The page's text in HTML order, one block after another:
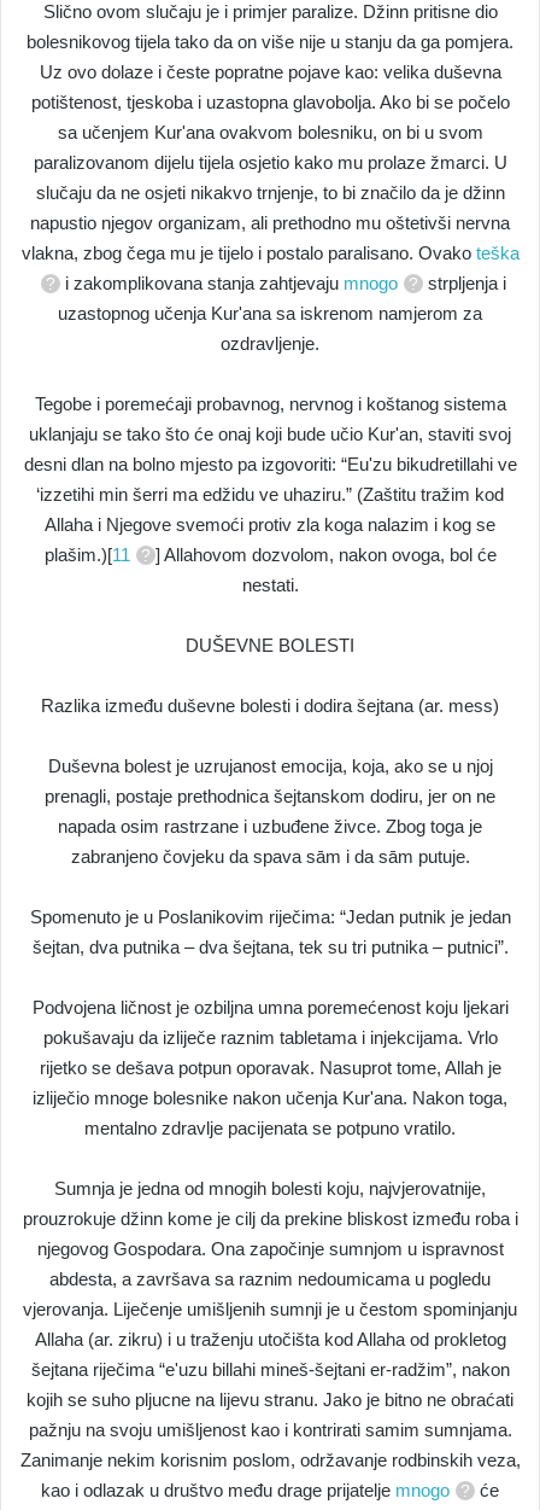
Slično ovom slučaju je i primjer paralize. Džinn pritisne dio
bolesnikovog tijela tako da on više nije u stanju da ga pomjera.
Uz ovo dolaze i česte popratne pojave kao: velika duševna
potištenost, tjeskoba i uzastopna glavobolja. Ako bi se počelo
sa učenjem Kur'ana ovakvom bolesniku, on bi u svom
paralizovanom dijelu tijela osjetio kako mu prolaze žmarci. U
slučaju da ne osjeti nikakvo trnjenje, to bi značilo da je džinn
napustio njegov organizam, ali prethodno mu oštetivši nervna
vlakna, zbog čega mu je tijelo i postalo paralisano. Ovako teška
i zakomplikovana stanja zahtjevaju mnogo
strpljenja i
uzastopnog učenja Kur'ana sa iskrenom namjerom za
ozdravljenje.
Tegobe i poremećaji probavnog, nervnog i koštanog sistema
uklanjaju se tako što će onaj koji bude učio Kur'an, staviti svoj
desni dlan na bolno mjesto pa izgovoriti: “Eu'zu bikudretillahi ve
‘izzetihi min šerri ma edžidu ve uhaziru.” (Zaštitu tražim kod
Allaha i Njegove svemoći protiv zla koga nalazim i kog se
plašim.)[11
] Allahovom dozvolom, nakon ovoga, bol će
nestati.
DUŠEVNE BOLESTI
Razlika između duševne bolesti i dodira šejtana (ar. mess)
Duševna bolest je uzrujanost emocija, koja, ako se u njoj
prenagli, postaje prethodnica šejtanskom dodiru, jer on ne
napada osim rastrzane i uzbuđene živce. Zbog toga je
zabranjeno čovjeku da spava sām i da sām putuje.
Spomenuto je u Poslanikovim riječima: “Jedan putnik je jedan
šejtan, dva putnika – dva šejtana, tek su tri putnika – putnici”.
Podvojena ličnost je ozbiljna umna poremećenost koju ljekari
pokušavaju da izliječe raznim tabletama i injekcijama. Vrlo
rijetko se dešava potpun oporavak. Nasuprot tome, Allah je
izliječio mnoge bolesnike nakon učenja Kur'ana. Nakon toga,
mentalno zdravlje pacijenata se potpuno vratilo.
Sumnja je jedna od mnogih bolesti koju, najvjerovatnije,
prouzrokuje džinn kome je cilj da prekine bliskost između roba i
njegovog Gospodara. Ona započinje sumnjom u ispravnost
abdesta, a završava sa raznim nedoumicama u pogledu
vjerovanja. Liječenje umišljenih sumnji je u čestom spominjanju
Allaha (ar. zikru) i u traženju utočišta kod Allaha od prokletog
šejtana riječima “e'uzu billahi mineš-šejtani er-radžim”, nakon
kojih se suho pljucne na lijevu stranu. Jako je bitno ne obraćati
pažnju na svoju umišljenost kao i kontrirati samim sumnjama.
Zanimanje nekim korisnim poslom, održavanje rodbinskih veza,
kao i odlazak u društvo među drage prijatelje mnogo će